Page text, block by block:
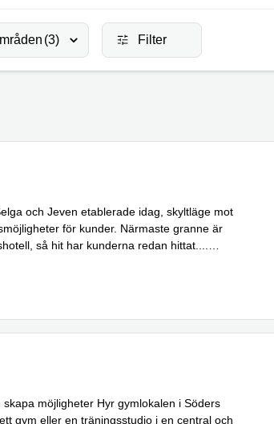
(3) Filter
och Jeven etablerade idag, skyltläge mot
för kunder. Närmaste granne är
så hit har kunderna redan hittat.
möjligheter Hyr gymlokalen i Söders
gym eller en träningsstudio i en central och